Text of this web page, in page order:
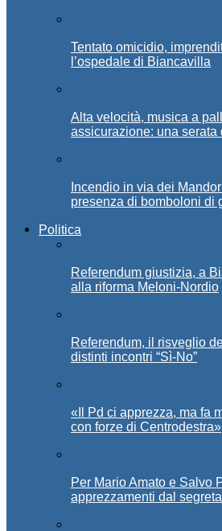
Tentato omicidio,
l’ospedale di Biancavilla
Alta velocità, musica a
assicurazione: una serata
Incendio in via dei
presenza di bomboloni di
Politica
Referendum giustizia, a
alla riforma Meloni-Nordio
Referendum, il risveglio
distinti incontri “Sì-No”
«Il Pd ci apprezza, ma fa
con forze di Centrodestra»
Per Mario Amato e Salvo
apprezzamenti dal